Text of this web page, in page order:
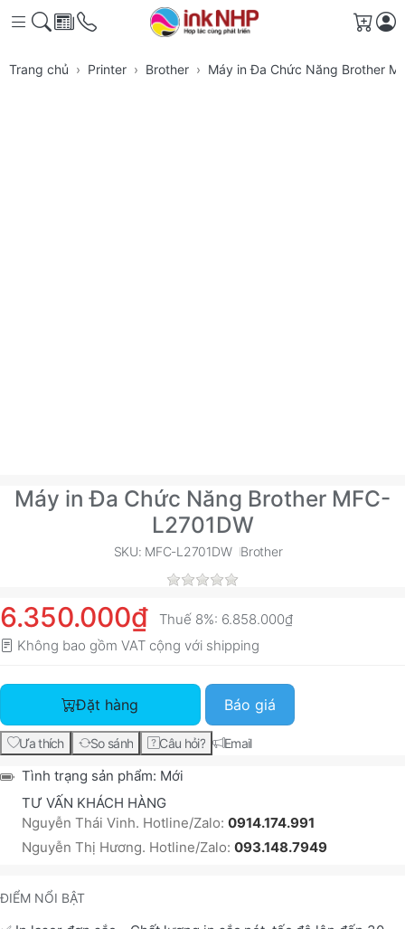
Giỏ
Trang chủ Printer Brother Máy in Đa Chức Năng Brother
Máy in Đa Chức Năng Brother MFC-
L2701DW
SKU: MFC-L2701DW Brother
6.350.000₫ Thuế 8%: 6.858.000₫
Không bao gồm VAT cộng với shipping
Máy in Đa Chức Năng Brother MFC-L2701DW với giá
Đặt hàng Báo giá
Ưa thích So sánh Câu hỏi? Email
Tình trạng sản phẩm: Mới
TƯ VẤN KHÁCH HÀNG
Nguyễn Thái Vinh. Hotline/Zalo: 0914.174.991
Nguyễn Thị Hương. Hotline/Zalo: 093.148.7949
ĐIỂM NỔI BẬT